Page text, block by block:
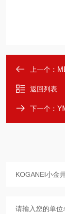
上一个：
返回列表
下一个：